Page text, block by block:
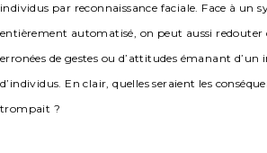
individus par reconnaissance faciale. Face à un
entièrement automatisé, on peut aussi redouter
erronées de gestes ou d’attitudes émanant
d’individus. En clair, quelles seraient les
trompait ?